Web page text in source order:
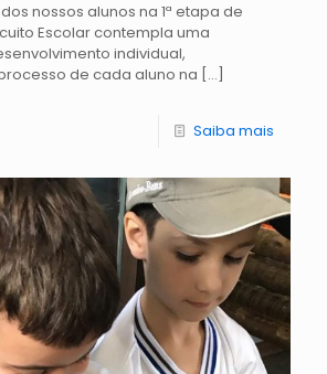
nossos alunos na 1ª etapa de
Escolar contempla uma
individual,
de cada aluno na […]
Saiba mais